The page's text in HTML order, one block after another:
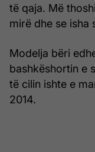
të qaja. Më
mirë dhe se isha
Modelja bëri
bashkëshortin e
të cilin ishte e
2014.